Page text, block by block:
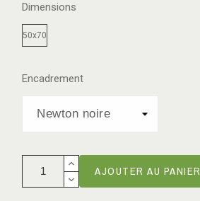
Dimensions
50x70
Encadrement
AJOUTER AU PANIER